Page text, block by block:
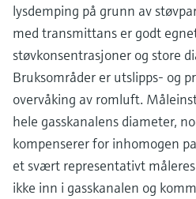
lysdemping på grunn av
med transmittans er godt
støvkonsentrasjoner og store
Bruksområder er utslipps- og
overvåking av romluft.
hele gasskanalens diameter,
kompenserer for inhomogen
et svært representativt
ikke inn i gasskanalen og